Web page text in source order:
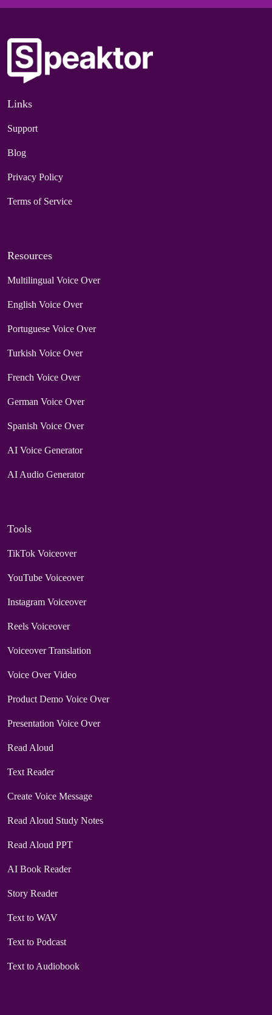
Links
Support
Blog
Privacy Policy
Terms of Service
Resources
Multilingual Voice Over
English Voice Over
Portuguese Voice Over
Turkish Voice Over
French Voice Over
German Voice Over
Spanish Voice Over
AI Voice Generator
AI Audio Generator
Tools
TikTok Voiceover
YouTube Voiceover
Instagram Voiceover
Reels Voiceover
Voiceover Translation
Voice Over Video
Product Demo Voice Over
Presentation Voice Over
Read Aloud
Text Reader
Create Voice Message
Read Aloud Study Notes
Read Aloud PPT
AI Book Reader
Story Reader
Text to WAV
Text to Podcast
Text to Audiobook